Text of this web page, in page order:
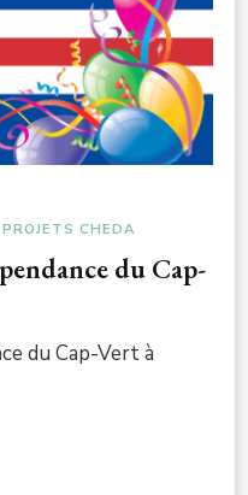
PROJETS CHEDA
du Cap-
du Cap-Vert à